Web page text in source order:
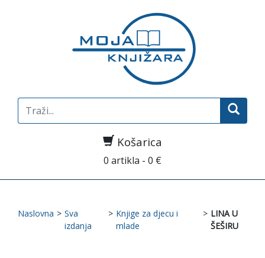
Search
for:
Košarica
0 artikla - 0 €
Naslovna > Sva
izdanja
> Knjige za djecu i
mlade
> LINA U
ŠEŠIRU